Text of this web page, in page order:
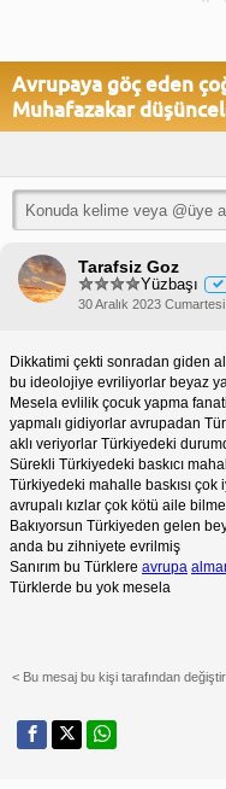
Avrupaya göç eden
Muhafazakar
Tarafsiz Goz
Yüzbaşı
30 Aralık 2023
Dikkatimi çekti sonradan giden
bu ideolojiye evriliyorlar beyaz
Mesela evlilik çocuk yapma
yapmalı gidiyorlar avrupadan
aklı veriyorlar Türkiyedeki
Sürekli Türkiyedeki baskıcı
Türkiyedeki mahalle baskısı çok
avrupalı kızlar çok kötü aile
Bakıyorsun Türkiyeden gelen
anda bu zihniyete evrilmiş
Sanırım bu Türklere avrupa
Türklerde bu yok mesela
< Bu mesaj bu kişi tarafından